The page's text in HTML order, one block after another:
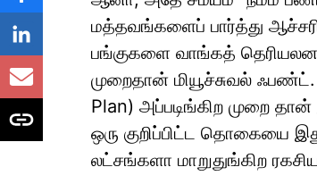
மத்தவங்களைப் பார்த்து
பங்குகளை வாங்கத்
முறைதான் மியூச்சுவல்
Plan) அப்படிங்கிற முறை
ஒரு குறிப்பிட்ட தொகையை
லட்சங்களா மாறுதுங்கிற